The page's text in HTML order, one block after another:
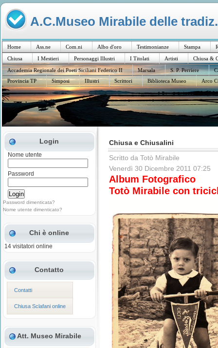
A.C.Museo Mirabile delle
Home Ass.ne Com.ni Albo d'oro Testimonianze Stampa
Chiusa
I Mestieri Personaggi Illustri I Titolati Artisti
Chiusa &
Accademia Regionale dei Poeti Siciliani Federico II
Marsala S. P. Perriere
Provincia TP
Simposi Illustri Scrittori Biblioteca Museo Arco
Login
Nome utente
Password
Password dimenticata?
Nome utente dimenticato?
Chi è online
14 visitatori online
Contatto
Contatti
Chiusa Sclafani online
Att. Museo Mirabile
Chiusa e Chiusalini
Scritto da Totò Mirabile
Venerdì 30 Dicembre 2011 07:25
Album Fotografico
Totò Mirabile con